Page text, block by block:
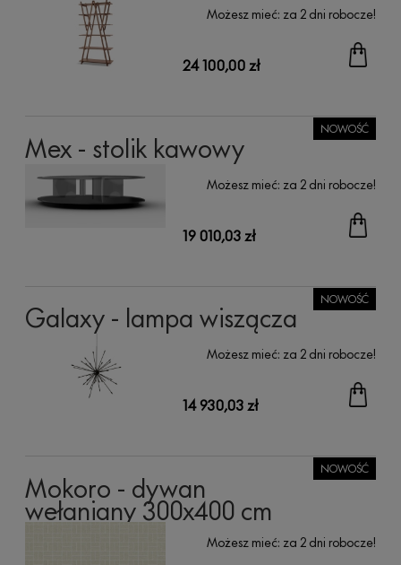
Możesz mieć: za 2 dni robocze!
24 100,00 zł
Mex - stolik kawowy
Możesz mieć: za 2 dni robocze!
19 010,03 zł
NOWOŚĆ
Galaxy - lampa wiszącza
Możesz mieć: za 2 dni robocze!
14 930,03 zł
NOWOŚĆ
Mokoro - dywan
wełaniany 300x400 cm
Możesz mieć: za 2 dni robocze!
NOWOŚĆ